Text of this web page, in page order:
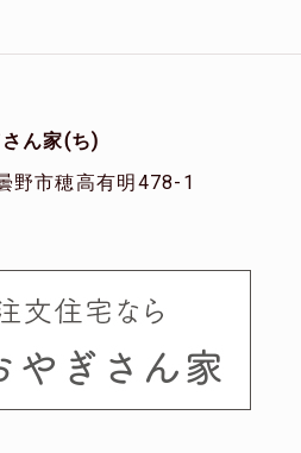
ん家(ち)
市穂高有明478-1